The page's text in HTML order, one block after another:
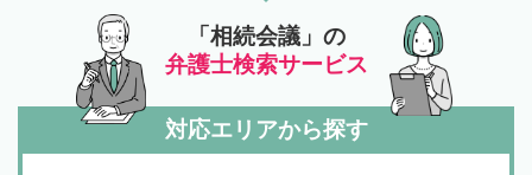
「相続会議」の
弁護士検索サービス
対応エリアから探す